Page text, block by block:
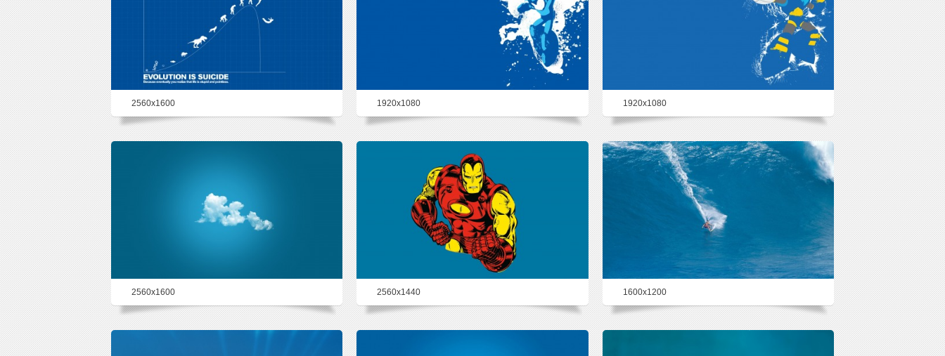
2560x1600 1920x1080 1920x1080
2560x1600 2560x1440 1600x1200